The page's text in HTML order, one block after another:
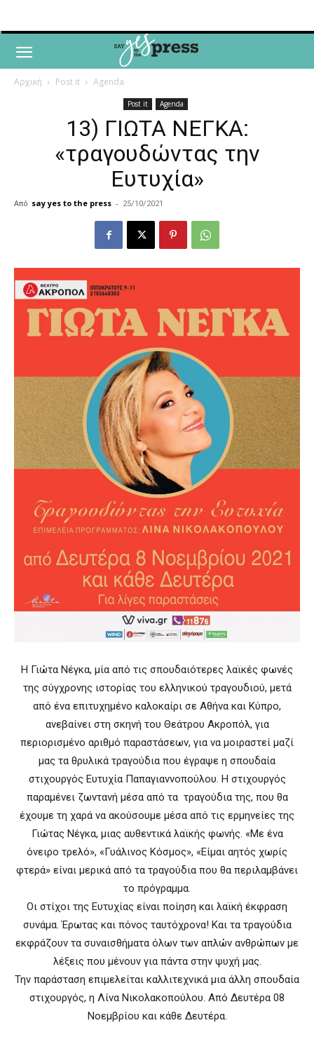
Αρχική Post it Agenda
Post it Agenda
13) ΓΙΩΤΑ ΝΕΓΚΑ:
«τραγουδώντας την
Ευτυχία»
Από say yes to the press - 25/10/2021
Η Γιώτα Νέγκα, μία από τις σπουδαιότερες λαϊκές φωνές
της σύγχρονης ιστορίας του ελληνικού τραγουδιού, μετά
από ένα επιτυχημένο καλοκαίρι σε Αθήνα και Κύπρο,
ανεβαίνει στη σκηνή του Θεάτρου Ακροπόλ, για
περιορισμένο αριθμό παραστάσεων, για να μοιραστεί μαζί
μας τα θρυλικά τραγούδια που έγραψε η σπουδαία
στιχουργός Ευτυχία Παπαγιαννοπούλου. Η στιχουργός
παραμένει ζωντανή μέσα από τα τραγούδια της, που θα
έχουμε τη χαρά να ακούσουμε μέσα από τις ερμηνείες της
Γιώτας Νέγκα, μιας αυθεντικά λαϊκής φωνής. «Με ένα
όνειρο τρελό», «Γυάλινος Κόσμος», «Είμαι αητός χωρίς
φτερά» είναι μερικά από τα τραγούδια που θα περιλαμβάνει
το πρόγραμμα.
Οι στίχοι της Ευτυχίας είναι ποίηση και λαϊκή έκφραση
συνάμα. Έρωτας και πόνος ταυτόχρονα! Και τα τραγούδια
εκφράζουν τα συναισθήματα όλων των απλών ανθρώπων με
λέξεις που μένουν για πάντα στην ψυχή μας.
Την παράσταση επιμελείται καλλιτεχνικά μια άλλη σπουδαία
στιχουργός, η Λίνα Νικολακοπούλου. Από Δευτέρα 08
Νοεμβρίου και κάθε Δευτέρα.